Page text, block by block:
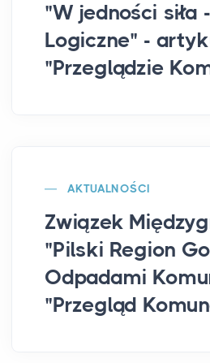
"W jedności siła
Logiczne" -
"Przeglądzie
AKTUALNOŚCI
Związek
"Pilski Region
Odpadami
"Przegląd